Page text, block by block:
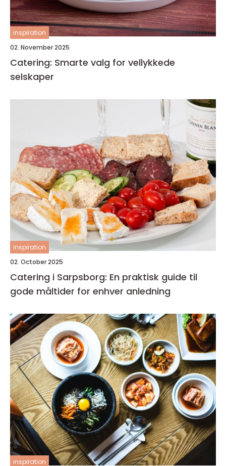
inspiration
02. November 2025
Catering: Smarte valg for vellykkede
selskaper
inspiration
02. October 2025
Catering i Sarpsborg: En praktisk guide til
gode måltider for enhver anledning
inspiration